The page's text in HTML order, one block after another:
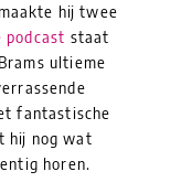
hij twee
podcast staat
ultieme
fantastische
hij nog wat
horen.